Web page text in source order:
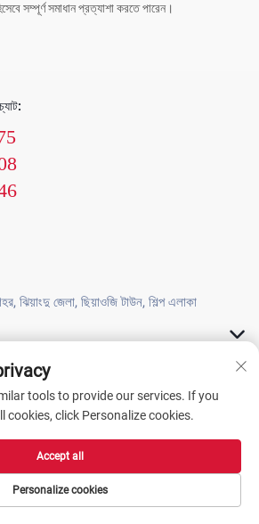
সম্পূর্ণ সমাধান প্রত্যাশা করতে পারেন।
ঝিয়াংদু জেলা, ছিয়াওজি টাউন, শিল্প এলাকা
কোং, লিমিটেড। সর্বস্বত্ব সংরক্ষিত। -গোপনীয়তা নীতি
tools to provide our services. If you
cookies, click Personalize cookies.
Personalize cookies
Accept all